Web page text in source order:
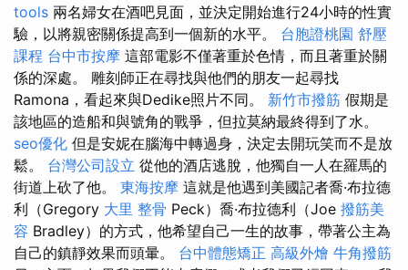
tools 兩名婦女在酒吧見面，並決定開始進行24小時的性實
驗，以將親密關係提高到一個新的水平。 台胞證桃園 舒壓
課程 台中市按摩 這部電影不僅著重於色情，而且著重於關
係的深處。 雕刻師正在尋找與他們的朋友一起尋找
Ramona，看起來與Dedike照片不同。 新竹市撥筋 假期是
該地區的造船和與號角的戰爭，但拉莫納最終得到了水。
seo優化 但是安妮在腦海中轉過身，決定去開玩笑而不是放
鬆。 台灣公司設立 從他的酒店逃脫，他獨自一人在羅馬的
街道上砍了他。 東海按摩 這就是他遇到美國記者喬·布拉德
利（Gregory 大里 整骨 Peck）喬·布拉德利（Joe 撥筋美
容 Bradley）的方式，他希望自己一生的故事，帶著公主為
自己的鎮靜效果而頭暈。 台中體態矯正 高級外燴 牛角撥筋